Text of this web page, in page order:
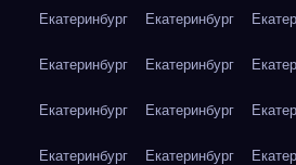
Екатеринбург Екатеринбург
Екатеринбург Екатеринбург
Екатеринбург Екатеринбург
Екатеринбург Екатеринбург